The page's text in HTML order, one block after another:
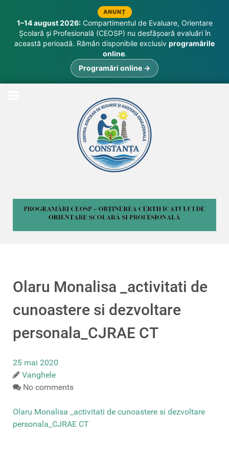
ANUNȚ
1–14 august 2026:Compartimentul de Evaluare, Orientare
Școlară și Profesională (CEOSP) nu desfășoară evaluări în
această perioadă. Rămân disponibile exclusiv programările
online.
Programări online →
Olaru Monalisa _activitati de
cunoastere si dezvoltare
personala_CJRAE CT
25 mai 2020
Vanghele
No comments
Olaru Monalisa _activitati de cunoastere si dezvoltare
personala_CJRAE CT